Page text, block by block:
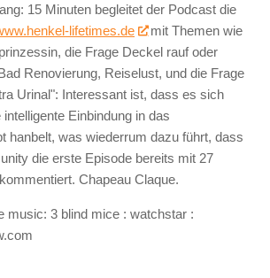
15 Minuten begleitet der Podcast die
lifetimes.de
mit Themen wie
die Frage Deckel rauf oder
Renovierung, Reiselust, und die Frage
Urinal": Interessant ist, dass es sich
Einbindung in das
hanbelt, was wiederrum dazu führt, dass
die erste Episode bereits mit 27
Chapeau Claque.
music: 3 blind mice : watchstar :